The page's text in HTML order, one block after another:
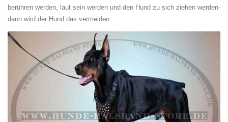
berühren werden, laut sein werden und den Hund zu sich ziehen werden-
dann wird der Hund das vermeiden.